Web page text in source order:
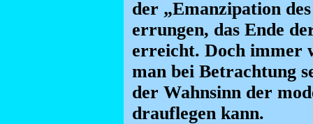
der „Emanzipation
errungen, das Ende
erreicht. Doch immer
man bei Betrachtung
der Wahnsinn der
drauflegen kann.